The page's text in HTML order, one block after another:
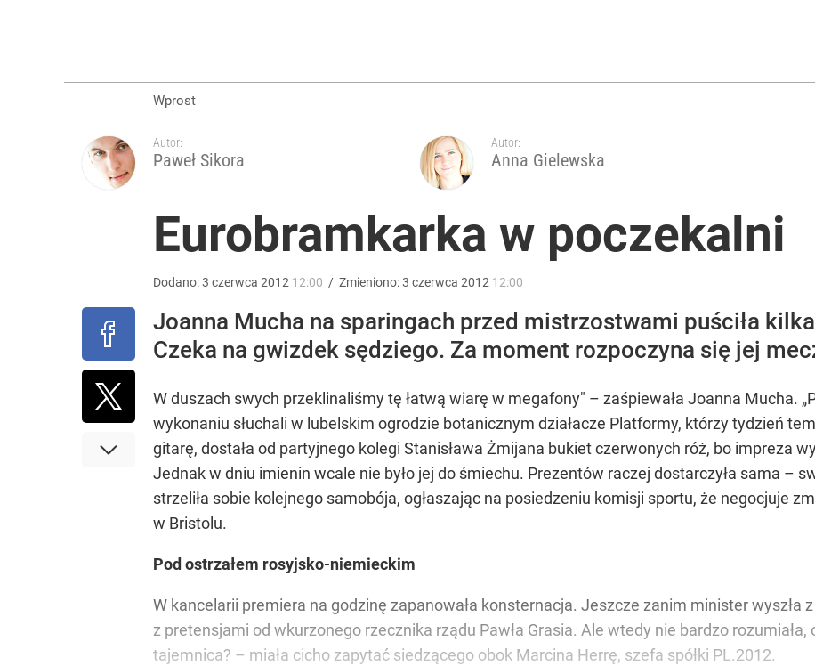
dodaj
Tego sondażu premier nie może zlekceważyć. Polacy o przywróceniu CPN
Wprost
Autor:
Paweł Sikora
Autor:
Anna Gielewska
Eurobramkarka w poczekalni
Dodano:3 czerwca 2012 12:00 / Zmieniono:3 czerwca 2012 12:00
Joanna Mucha na sparingach przed mistrzostwami puściła
Czeka na gwizdek sędziego. Za moment rozpoczyna się jej
W duszach swych przeklinaliśmy tę łatwą wiarę w megafony" – zaśpiewała Joanna Mucha.
wykonaniu słuchali w lubelskim ogrodzie botanicznym działacze Platformy, którzy tydzień
gitarę, dostała od partyjnego kolegi Stanisława Żmijana bukiet czerwonych róż, bo impreza
Jednak w dniu imienin wcale nie było jej do śmiechu. Prezentów raczej dostarczyła sama –
strzeliła sobie kolejnego samobója, ogłaszając na posiedzeniu komisji sportu, że negocjuje
w Bristolu.
Pod ostrzałem rosyjsko-niemieckim
W kancelarii premiera na godzinę zapanowała konsternacja. Jeszcze zanim minister wyszła
z pretensjami od wkurzonego rzecznika rządu Pawła Grasia. Ale wtedy nie bardzo rozumiała,
tajemnica? – miała cicho zapytać siedzącego obok Marcina Herrę, szefa spółki PL.2012.